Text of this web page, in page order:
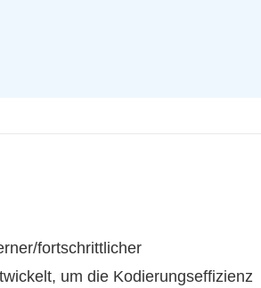
fortschrittlicher
um die Kodierungseffizienz